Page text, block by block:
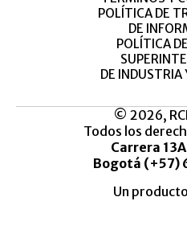
POLÍTICA DE
DE
POLÍTICA
DE INDUSTRIA
© 2026,
Todos los
Carrera
Bogotá (+57)
Un